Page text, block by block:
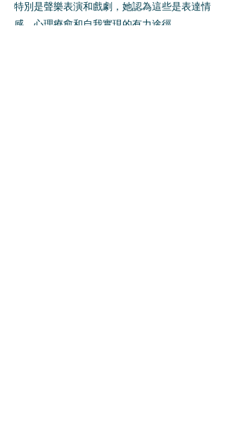
特別是聲樂表演和戲劇，她認為這些是表達情
感、心理療愈和自我實現的有力途徑。